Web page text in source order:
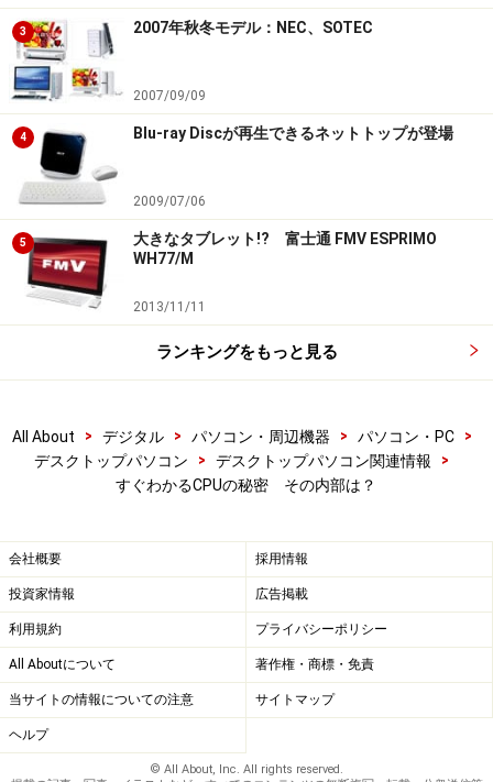
3 2007年秋冬モデル：NEC、SOTEC
2007/09/09
4 Blu-ray Discが再生できるネットトップが登場
2009/07/06
5
大きなタブレット!? 富士通 FMV ESPRIMO
WH77/M
2013/11/11
ランキングをもっと見る
All About > デジタル > パソコン・周辺機器 > パソコン・PC
>
デスクトップパソコン
> デスクトップパソコン関連情報
>
すぐわかるCPUの秘密 その内部は？
会社概要 採用情報
投資家情報 広告掲載
利用規約 プライバシーポリシー
All Aboutについて 著作権・商標・免責
当サイトの情報についての注意 サイトマップ
ヘルプ
© All About, Inc. All rights reserved.